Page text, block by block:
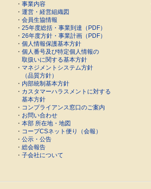
・ 事業内容
・ 運営・経営組織図
・ 会員生協情報
・ 25年度総括・事業到達（PDF）
・ 26年度方針・事業計画（PDF）
・ 個人情報保護基本方針
・ 個人番号及び特定個人情報の
取扱いに関する基本方針
・ マネジメントシステム方針
（品質方針）
・ 内部統制基本方針
・ カスタマーハラスメントに対する
基本方針
・ コンプライアンス窓口のご案内
・ お問い合わせ
・ 本部 所在地・地図
・ コープCSネット便り（会報）
・ 公示・公告
・ 総会報告
・ 子会社について